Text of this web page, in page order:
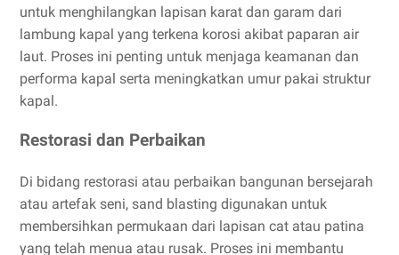
untuk menghilangkan lapisan karat dan garam dari
lambung kapal yang terkena korosi akibat paparan air
laut. Proses ini penting untuk menjaga keamanan dan
performa kapal serta meningkatkan umur pakai struktur
kapal.
Restorasi dan Perbaikan
Di bidang restorasi atau perbaikan bangunan bersejarah
atau artefak seni, sand blasting digunakan untuk
membersihkan permukaan dari lapisan cat atau patina
yang telah menua atau rusak. Proses ini membantu